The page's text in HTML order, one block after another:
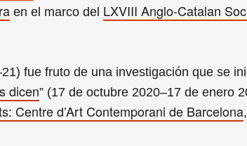
en el marco del LXVIII Anglo-Catalan
fue fruto de una investigación que se
dicen” (17 de octubre 2020–17 de enero
Centre d’Art Contemporani de Barcelona